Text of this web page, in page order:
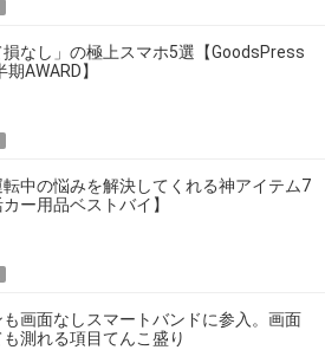
損なし」の極上スマホ5選【GoodsPress
AWARD】
中の悩みを解決してくれる神アイテム7
ー用品ベストバイ】
も画面なしスマートバンドに参入。画面
測れる項目てんこ盛り